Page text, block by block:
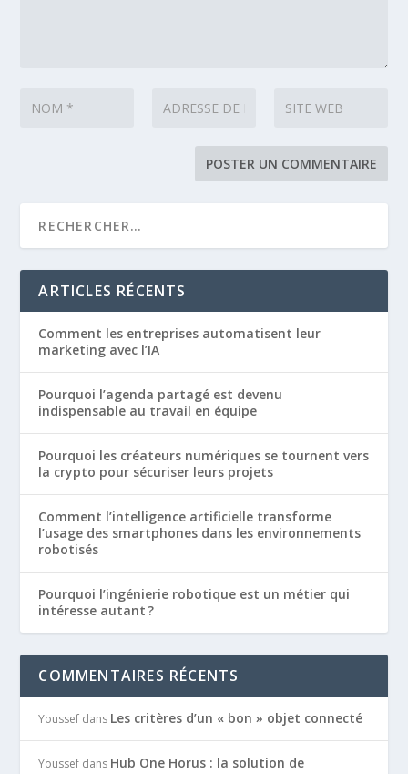
ARTICLES RÉCENTS
Comment les entreprises automatisent leur
marketing avec l’IA
Pourquoi l’agenda partagé est devenu
indispensable au travail en équipe
Pourquoi les créateurs numériques se tournent vers
la crypto pour sécuriser leurs projets
Comment l’intelligence artificielle transforme
l’usage des smartphones dans les environnements
robotisés
Pourquoi l’ingénierie robotique est un métier qui
intéresse autant ?
COMMENTAIRES RÉCENTS
Youssef dans Les critères d’un « bon » objet connecté
Youssef dans Hub One Horus : la solution de